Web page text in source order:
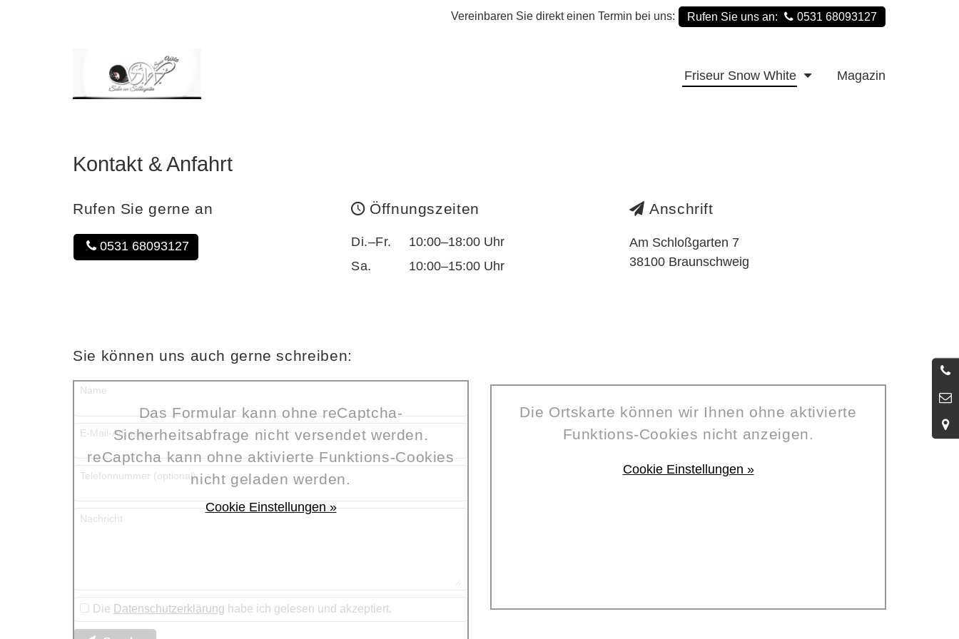
Vereinbaren Sie direkt einen Termin bei uns: Rufen Sie uns an: 0531 68093127
Salon
Schlossgarten
Friseur Snow White Magazin
Salon am
Schlossgarten
Friseur Snow White Magazin
Kontakt & Anfahrt
Rufen Sie gerne an
0531 68093127
Öffnungszeiten
Di.–Fr.
10:00–18:00 Uhr
Sa.
10:00–15:00 Uhr
Anschrift
Am Schloßgarten 7
38100 Braunschweig
Sie können uns auch gerne schreiben:
Name
E-Mail-Adresse
Telefonnummer (optional)
Nachricht
Die Datenschutzerklärung habe ich gelesen und akzeptiert.
Das Formular kann ohne reCaptcha-
Sicherheitsabfrage nicht versendet werden.
reCaptcha kann ohne aktivierte Funktions-Cookies
nicht geladen werden.
Cookie Einstellungen »
Die Ortskarte können wir Ihnen ohne aktivierte
Funktions-Cookies nicht anzeigen.
Cookie Einstellungen »